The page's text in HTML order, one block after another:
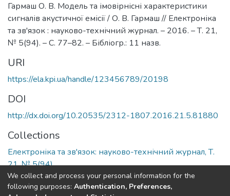
Гармаш О. В. Модель та імовірнісні характеристики
сигналів акустичної емісії / О. В. Гармаш // Електроніка
та зв'язок : науково-технічний журнал. – 2016. – Т. 21,
№ 5(94). – С. 77–82. – Бібліогр.: 11 назв.
URI
https://ela.kpi.ua/handle/123456789/20198
DOI
http://dx.doi.org/10.20535/2312-1807.2016.21.5.81880
Collections
Електроніка та зв'язок: науково-технічний журнал, Т.
21, № 5(94)
Full item page
We collect and process your personal information for the
following purposes: Authentication, Preferences,